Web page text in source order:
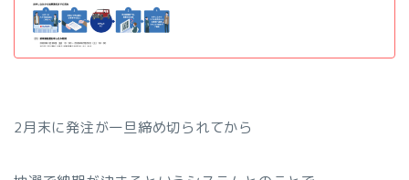
2月末に発注が一旦締め切られてから